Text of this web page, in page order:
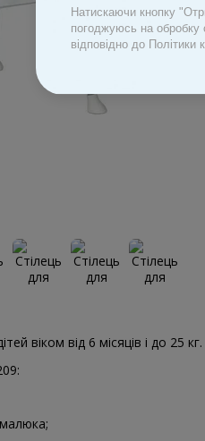
віком від 6 місяців і до 25 кг.
Натискаючи кнопку
погоджуюсь на обробку
відповідно до Політики